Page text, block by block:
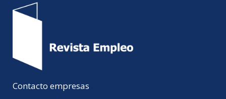
Contacto empresas